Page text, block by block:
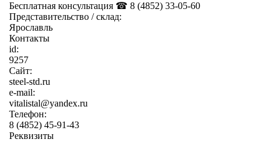
Бесплатная консультация ☎ 8 (4852) 33-05-60
Представительство / склад:
Ярославль
Контакты
id:
9257
Сайт:
steel-std.ru
e-mail:
vitalistal@yandex.ru
Телефон:
8 (4852) 45-91-43
Реквизиты